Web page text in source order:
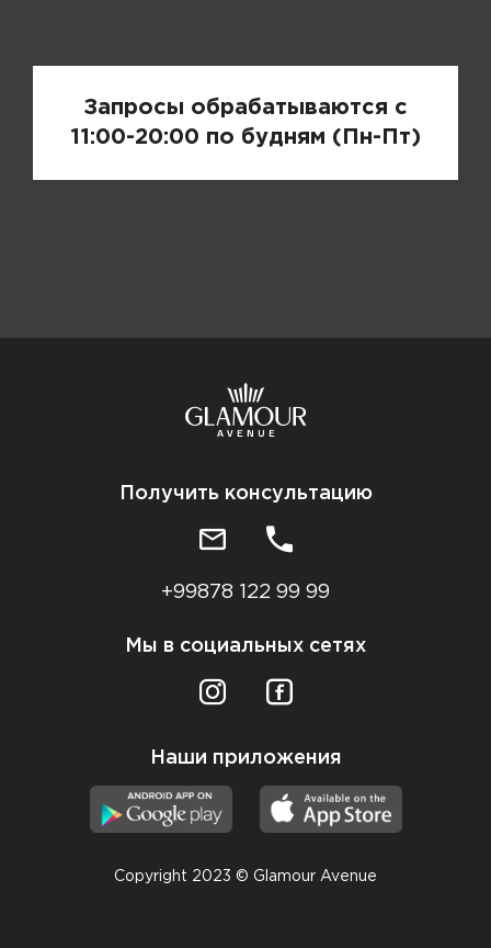
Запросы обрабатываются с
11:00-20:00 по будням (Пн-Пт)
Получить консультацию
+99878 122 99 99
Мы в социальных сетях
Наши приложения
Copyright 2023 © Glamour Avenue